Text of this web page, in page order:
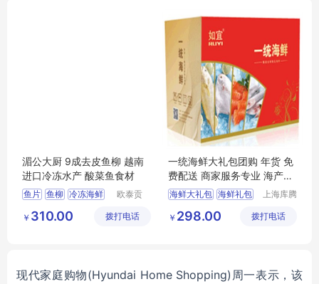
湄公大厨 9成去皮鱼柳 越南
进口冷冻水产 酸菜鱼食材
鱼片 鱼柳 冷冻海鲜
欧泰贡
食品有限
￥ 310.00 拨打电话
一统海鲜大礼包团购 年货 免
费配送 商家服务专业 海产品
直供
海鲜大礼包 海鲜礼包
上海库腾
公司
￥ 298.00 拨打电话
现代家庭购物(Hyundai Home Shopping)周一表示，该